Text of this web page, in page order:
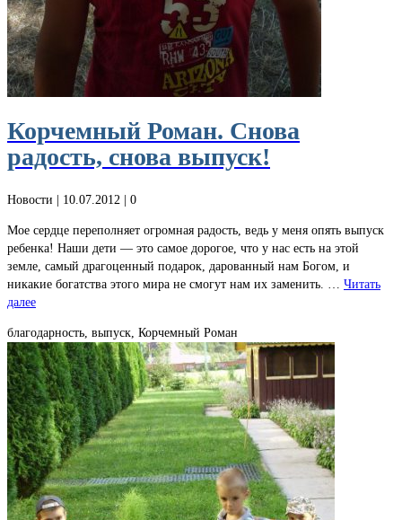
Корчемный Роман. Снова
радость, снова выпуск!
Новости | 10.07.2012 | 0
Мое сердце переполняет огромная радость, ведь у меня опять выпуск
ребенка! Наши дети — это самое дорогое, что у нас есть на этой
земле, самый драгоценный подарок, дарованный нам Богом, и
никакие богатства этого мира не смогут нам их заменить. … Читать
далее
благодарность, выпуск, Корчемный Роман